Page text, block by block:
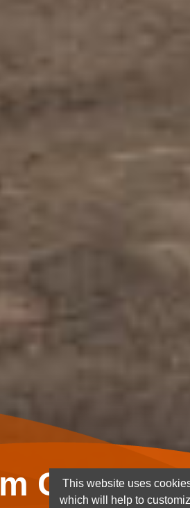
Ghana
This website uses
which will help to